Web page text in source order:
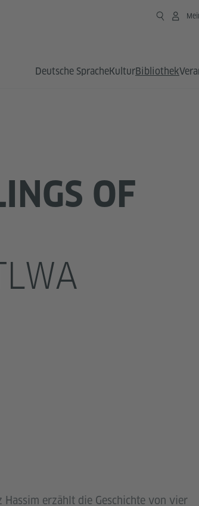
Deutsche SpracheKulturBibliothek
OF
erzählt die Geschichte von vier